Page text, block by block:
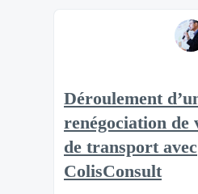
Déroulement
renégociation de
de transport avec
ColisConsult